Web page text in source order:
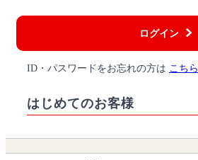
ログイン
ID・パスワードをお忘れの方は こちら
はじめてのお客様